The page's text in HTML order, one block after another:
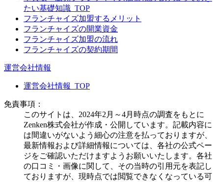
たい基礎知識_TOP
フランチャイズ加盟するメリット
フランチャイズの開業資金
フランチャイズ加盟の流れ
フランチャイズの契約期間
運営会社情報
運営会社情報_TOP
免責事項：
このサイトは、2024年2月～4月時点の調査をもとに
Zenken株式会社が作成・公開しています。記載内容に
は間違いがないよう細心の注意を払っておりますが、
最新情報および詳細情報については、各社の公式ペー
ジをご確認いただけますようお願いいたします。各社
の口コミ・画像に関して、その当時の引用元を表記し
ておりますが、現時点では閲覧できなくなっている可